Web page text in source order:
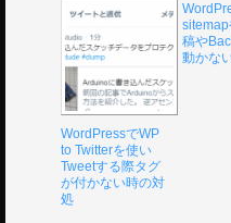
WordPressでWP
to Twitterを使い
Tweetする際タグ
が付かない時の対
処
稿や
動かな